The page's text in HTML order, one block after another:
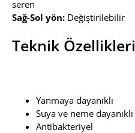
seren
Sağ-Sol yön: Değiştirilebilir
Teknik Özellikleri
Yanmaya dayanıklı
Suya ve neme dayanıklı
Antibakteriyel